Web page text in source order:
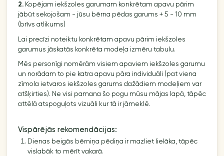
2.Kopējam iekšzoles garumam konkrētam apavu pārim
jābūt sekojošam - jūsu bērna pēdas garums + 5 - 10 mm
(brīvs atlikums)
Lai precīzi noteiktu konkrētam apavu pārim iekšzoles
garumus jāskatās konkrēta modeļa izmēru tabulu.
Mēs personīgi nomērām visiem apaviem iekšzoles garumu
un norādam to pie katra apavu pāra individuāli (pat viena
zīmola ietvaros iekšzoles garums dažādiem modeļiem var
atšķirties). Ne visi pamana šo pogu mūsu mājas lapā, tāpēc
attēlā atspoguļots vizuāli kur tā ir jāmeklē.
Vispārējās rekomendācijas:
Dienas beigās bērniņa pēdiņa ir mazliet lielāka, tāpēc
vislabāk to mērīt vakarā.